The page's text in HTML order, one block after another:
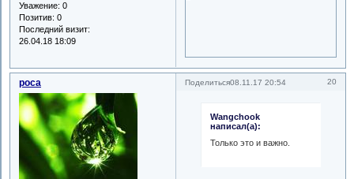
Уважение: 0
Позитив: 0
Последний визит:
26.04.18 18:09
Поделиться 20
08.11.17 20:54
роса
Wangchook
написал(а):
Только это и важно.